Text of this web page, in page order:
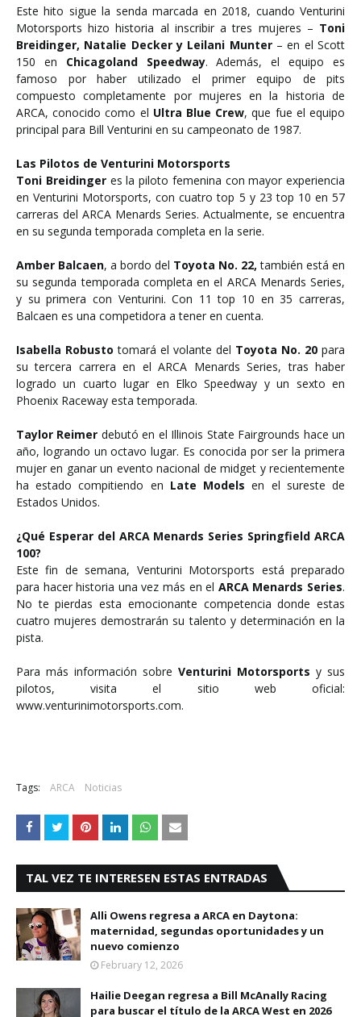
Este hito sigue la senda marcada en 2018, cuando Venturini
Motorsports hizo historia al inscribir a tres mujeres – Toni
Breidinger, Natalie Decker y Leilani Munter – en el Scott
150 en Chicagoland Speedway. Además, el equipo es
famoso por haber utilizado el primer equipo de pits
compuesto completamente por mujeres en la historia de
ARCA, conocido como el Ultra Blue Crew, que fue el equipo
principal para Bill Venturini en su campeonato de 1987.
Las Pilotos de Venturini Motorsports
Toni Breidingeres la piloto femenina con mayor experiencia
en Venturini Motorsports, con cuatro top 5 y 23 top 10 en 57
carreras del ARCA Menards Series. Actualmente, se encuentra
en su segunda temporada completa en la serie.
Amber Balcaen, a bordo del Toyota No. 22, también está en
su segunda temporada completa en el ARCA Menards Series,
y su primera con Venturini. Con 11 top 10 en 35 carreras,
Balcaen es una competidora a tener en cuenta.
Isabella Robusto tomará el volante del Toyota No. 20 para
su tercera carrera en el ARCA Menards Series, tras haber
logrado un cuarto lugar en Elko Speedway y un sexto en
Phoenix Raceway esta temporada.
Taylor Reimer debutó en el Illinois State Fairgrounds hace un
año, logrando un octavo lugar. Es conocida por ser la primera
mujer en ganar un evento nacional de midget y recientemente
ha estado compitiendo en Late Modelsen el sureste de
Estados Unidos.
¿Qué Esperar del ARCA Menards Series Springfield ARCA
100?
Este fin de semana, Venturini Motorsports está preparado
para hacer historia una vez más en el ARCA Menards Series.
No te pierdas esta emocionante competencia donde estas
cuatro mujeres demostrarán su talento y determinación en la
pista.
Para más información sobre Venturini Motorsports y sus
pilotos, visita el sitio web oficial:
www.venturinimotorsports.com.
Tags: ARCA Noticias
TAL VEZ TE INTERESEN ESTAS ENTRADAS
Alli Owens regresa a ARCA en Daytona:
maternidad, segundas oportunidades y un
nuevo comienzo
February 12, 2026
Hailie Deegan regresa a Bill McAnally Racing
para buscar el título de la ARCA West en 2026